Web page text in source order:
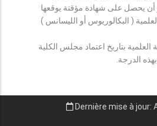
أن يحصل على شهادة مؤقتة يوقعها
العلمية ( البكالوريوس أو الليسانس )
العلمية بتاريخ اعتماد مجلس الكلية
الدرجة.
Dernière mise à jour: